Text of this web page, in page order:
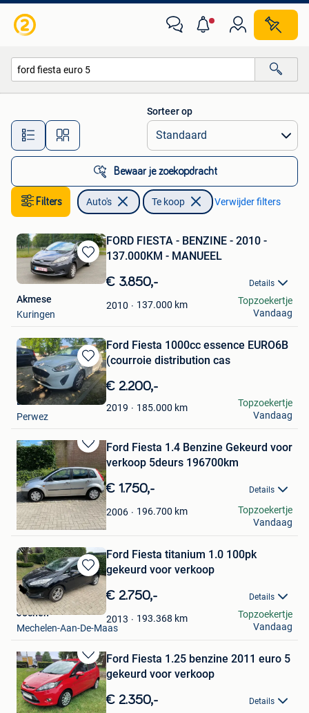
Alle afstanden…
Sorteer op
Bewaar je zoekopdracht
Filters Auto's Te koop Verwijder filters
Bewaren
in
Favorieten
FORD FIESTA - BENZINE - 2010 -
137.000KM - MANUEEL
€ 3.850,- Details
2010 137.000 km
Akmese
Kuringen
Topzoekertje
Vandaag
Bewaren
in
Mijn
Favorieten
Ford Fiesta 1000cc essence EURO6B
(courroie distribution cas
€ 2.200,-
2019 185.000 km
DD
Perwez
Topzoekertje
Vandaag
Bewaren
in
Mijn
Favorieten
Ford Fiesta 1.4 Benzine Gekeurd voor
verkoop 5deurs 196700km
€ 1.750,- Details
2006 196.700 km
Ilya
Hoboken
Topzoekertje
Vandaag
Bewaren
in
Mijn
Favorieten
Ford Fiesta titanium 1.0 100pk
gekeurd voor verkoop
€ 2.750,- Details
2013 193.368 km
Jochen
Mechelen-Aan-De-Maas
Topzoekertje
Vandaag
Bewaren
in
Mijn
Favorieten
Ford Fiesta 1.25 benzine 2011 euro 5
gekeurd voor verkoop
€ 2.350,- Details